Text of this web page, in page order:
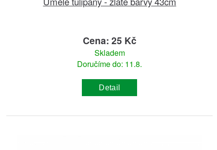
Cena: 25 Kč
Skladem
Doručíme do: 11.8.
Detail